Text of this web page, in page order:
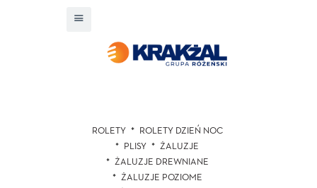
ROLETY
ROLETY DZIEŃ NOC
PLISY
ŻALUZJE
ŻALUZJE DREWNIANE
ŻALUZJE POZIOME